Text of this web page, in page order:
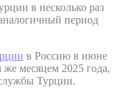
в несколько раз
период
в Россию в июне
месяцем 2025 года,
Турции.